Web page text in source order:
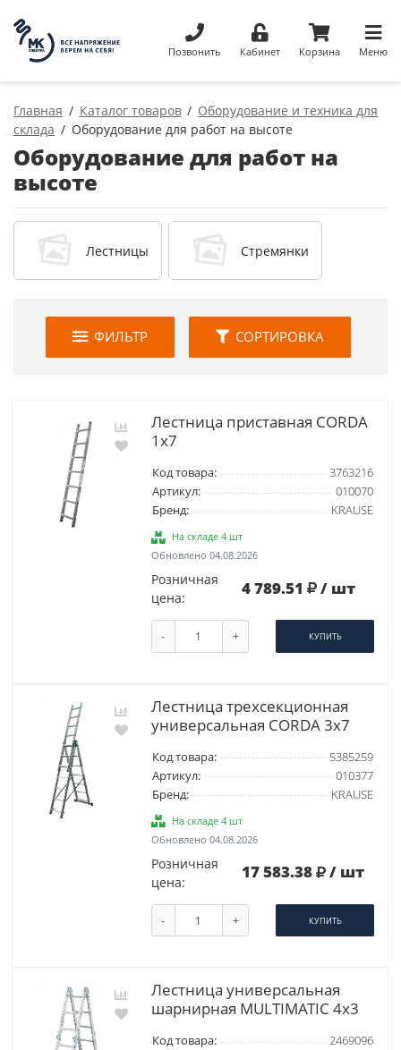
Позвонить Кабинет Корзина Меню
Главная Каталог товаров
Оборудование и техника для
склада
Оборудование для работ на высоте
Оборудование для работ на
высоте
Лестницы Стремянки
ФИЛЬТР СОРТИРОВКА
Лестница приставная CORDA
1х7
Код товара:
3763216
Артикул:
010070
Бренд:
KRAUSE
На складе 4 шт
Обновлено 04.08.2026
Розничная
цена:
4 789.51 / шт
- + КУПИТЬ
Лестница трехсекционная
универсальная CORDA 3х7
Код товара:
5385259
Артикул:
010377
Бренд:
KRAUSE
На складе 4 шт
Обновлено 04.08.2026
Розничная
цена:
17 583.38 / шт
- + КУПИТЬ
Лестница универсальная
шарнирная MULTIMATIC 4х3
Код товара:
2469096